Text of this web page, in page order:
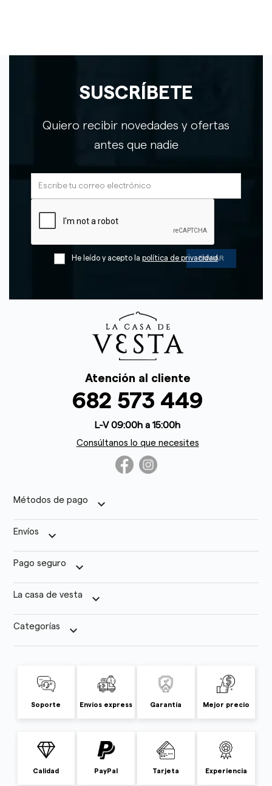
SUSCRÍBETE
Quiero recibir novedades y ofertas
antes que nadie
He leído y acepto la política de privacidad
Atención al cliente
682 573 449
L-V 09:00h a 15:00h
Consúltanos lo que necesites
Métodos de pago keyboard_arrow_down
Envíos keyboard_arrow_down
Pago seguro keyboard_arrow_down
La casa de vesta keyboard_arrow_down
Categorías keyboard_arrow_down
Soporte Envíos express Garantía Mejor precio
Calidad PayPal Tarjeta Experiencia